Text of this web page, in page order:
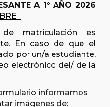
A 1° AÑO 2026
matriculación es
En caso de que el
por un/a estudiante,
electrónico del/ de la
informamos
imágenes de: